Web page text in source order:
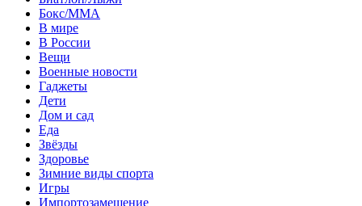
Бокс/MMA
В мире
В России
Вещи
Военные новости
Гаджеты
Дети
Дом и сад
Еда
Звёзды
Здоровье
Зимние виды спорта
Игры
Импортозамещение